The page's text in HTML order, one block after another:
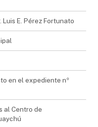
E. Pérez Fortunato
en el expediente nº
al Centro de